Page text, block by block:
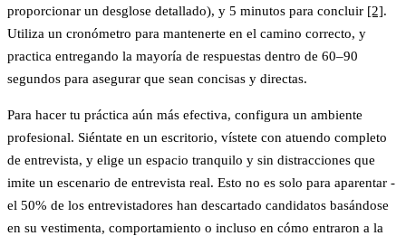
proporcionar un desglose detallado), y 5 minutos para concluir [2].
Utiliza un cronómetro para mantenerte en el camino correcto, y
practica entregando la mayoría de respuestas dentro de 60–90
segundos para asegurar que sean concisas y directas.
Para hacer tu práctica aún más efectiva, configura un ambiente
profesional. Siéntate en un escritorio, vístete con atuendo completo
de entrevista, y elige un espacio tranquilo y sin distracciones que
imite un escenario de entrevista real. Esto no es solo para aparentar -
el 50% de los entrevistadores han descartado candidatos basándose
en su vestimenta, comportamiento o incluso en cómo entraron a la